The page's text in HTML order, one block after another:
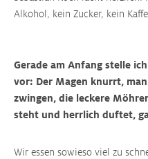
Alkohol, kein Zucker, kein
Gerade am Anfang stelle
vor: Der Magen knurrt,
zwingen, die leckere
steht und herrlich duftet,
Wir essen sowieso viel zu